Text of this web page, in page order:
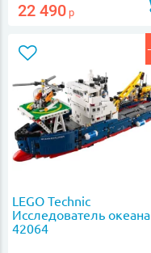
22 490 р
LEGO Technic
Исследователь океана
42064